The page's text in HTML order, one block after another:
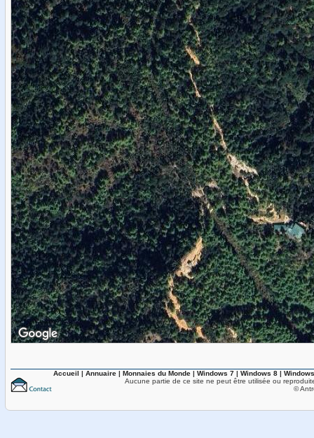
Accueil |Annuaire |Monnaies du Monde |Windows 7 |Windows 8 |
Aucune partie de ce site ne peut être utilisée ou
©